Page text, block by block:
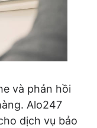
và phản hồi
Alo247
dịch vụ bảo